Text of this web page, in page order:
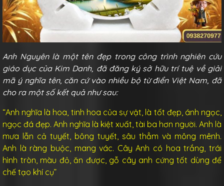
Anh Nguyên là một tên đẹp trong công trình nghiên cứu
giáo dục của Kim Danh, đã đăng ký sở hữu trí tuệ về giải
mã ý nghĩa tên, căn cứ vào nhiều bộ từ điển Việt Nam, đã
cho ra một số kết quả như sau:
“Anh nghĩa là hoa, tinh hoa của sự vật, là tốt đẹp, ánh ngọc,
ngọc đá đẹp. Anh nghĩa là kiệt xuất, tài ba hơn người. Anh là
mưa lẫn cả tuyết, bông tuyết, sâu thẳm và mông mênh.
Anh là ràng buộc, mang vác. Cây Anh có hoa trắng, trái
hình tròn, màu đỏ, ăn được, gỗ cây anh cứng tốt dùng để
chế tạo khí cụ”